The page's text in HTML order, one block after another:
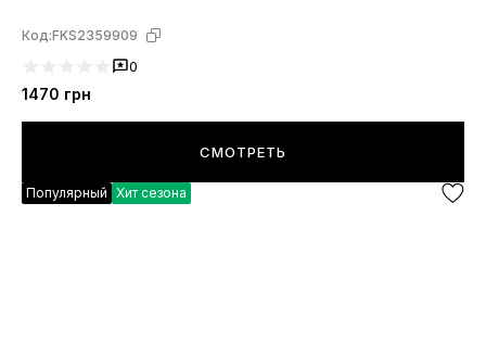
Код:FKS2359909
0
1470 грн
СМОТРЕТЬ
Популярный Хит сезона